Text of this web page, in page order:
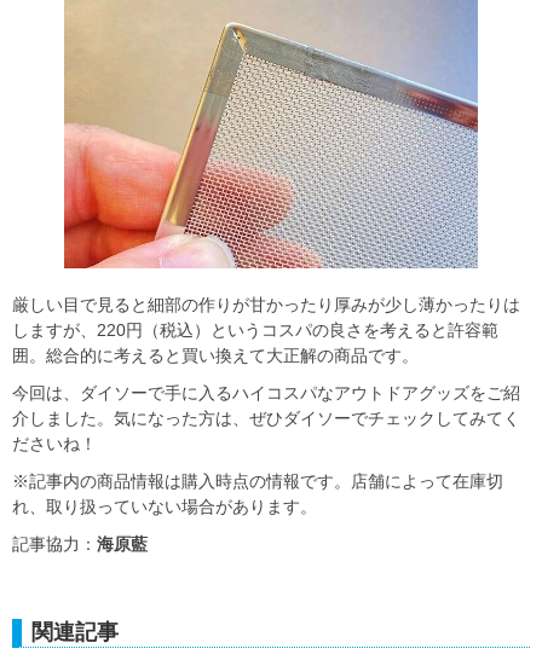
厳しい目で見ると細部の作りが甘かったり厚みが少し薄かったりは
しますが、220円（税込）というコスパの良さを考えると許容範
囲。総合的に考えると買い換えて大正解の商品です。
今回は、ダイソーで手に入るハイコスパなアウトドアグッズをご紹
介しました。気になった方は、ぜひダイソーでチェックしてみてく
ださいね！
※記事内の商品情報は購入時点の情報です。店舗によって在庫切
れ、取り扱っていない場合があります。
記事協力： 海原藍
関連記事